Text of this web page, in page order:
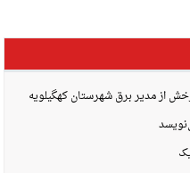
از مدیر برق شهرستان کهگیلویه